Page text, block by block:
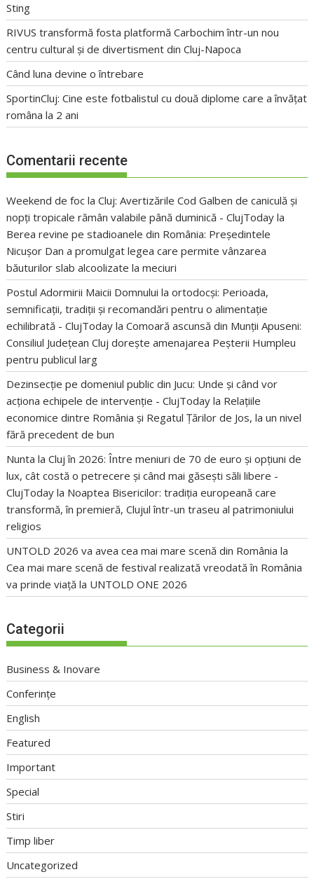
Sting
RIVUS transformă fosta platformă Carbochim într-un nou
centru cultural și de divertisment din Cluj-Napoca
Când luna devine o întrebare
SportinCluj: Cine este fotbalistul cu două diplome care a învățat
româna la 2 ani
Comentarii recente
Weekend de foc la Cluj: Avertizările Cod Galben de caniculă și
nopți tropicale rămân valabile până duminică - ClujToday la
Berea revine pe stadioanele din România: Președintele
Nicușor Dan a promulgat legea care permite vânzarea
băuturilor slab alcoolizate la meciuri
Postul Adormirii Maicii Domnului la ortodocși: Perioada,
semnificații, tradiții și recomandări pentru o alimentație
echilibrată - ClujToday laComoară ascunsă din Munții Apuseni:
Consiliul Județean Cluj dorește amenajarea Peșterii Humpleu
pentru publicul larg
Dezinsecție pe domeniul public din Jucu: Unde și când vor
acționa echipele de intervenție - ClujToday la Relațiile
economice dintre România și Regatul Țărilor de Jos, la un nivel
fără precedent de bun
Nunta la Cluj în 2026: Între meniuri de 70 de euro și opțiuni de
lux, cât costă o petrecere și când mai găsești săli libere -
ClujToday la Noaptea Bisericilor: tradiția europeană care
transformă, în premieră, Clujul într-un traseu al patrimoniului
religios
UNTOLD 2026 va avea cea mai mare scenă din România la
Cea mai mare scenă de festival realizată vreodată în România
va prinde viață la UNTOLD ONE 2026
Categorii
Business & Inovare
Conferințe
English
Featured
Important
Special
Stiri
Timp liber
Uncategorized